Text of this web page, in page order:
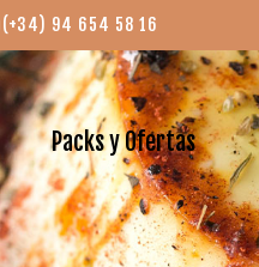
(+34) 94 654 58 16
Packs y Ofertas